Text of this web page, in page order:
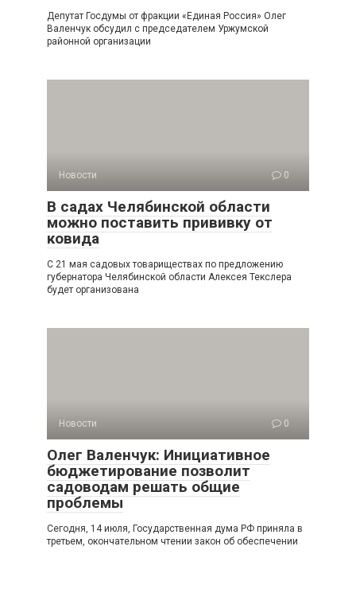
Депутат Госдумы от фракции «Единая Россия» Олег
Валенчук обсудил с председателем Уржумской
районной организации
Новости 0
В садах Челябинской области
можно поставить прививку от
ковида
С 21 мая садовых товариществах по предложению
губернатора Челябинской области Алексея Текслера
будет организована
Новости 0
Олег Валенчук: Инициативное
бюджетирование позволит
садоводам решать общие
проблемы
Сегодня, 14 июля, Государственная дума РФ приняла в
третьем, окончательном чтении закон об обеспечении